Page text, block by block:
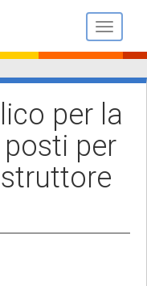
Toggle
per la
per